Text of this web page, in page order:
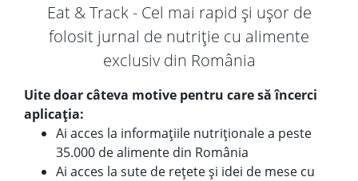
Eat & Track - Cel mai rapid și ușor de
folosit jurnal de nutriție cu alimente
exclusiv din România
Uite doar câteva motive pentru care să încerci
aplicația:
Ai acces la informațiile nutriționale a peste
35.000 de alimente din România
Ai acces la sute de rețete și idei de mese cu